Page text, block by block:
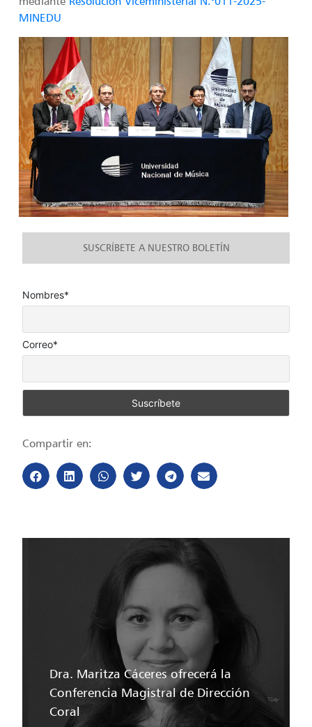
MINEDU
SUSCRÍBETE A NUESTRO BOLETÍN
Nombres*
Correo*
Compartir en:
Dra. Maritza Cáceres ofrecerá la
Conferencia Magistral de Dirección
Coral